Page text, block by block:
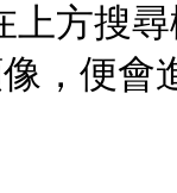
方搜
，便